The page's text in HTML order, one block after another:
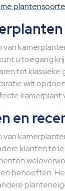
u toegang
tot
wilt
kamerplant
en
klanten te
behoeften.